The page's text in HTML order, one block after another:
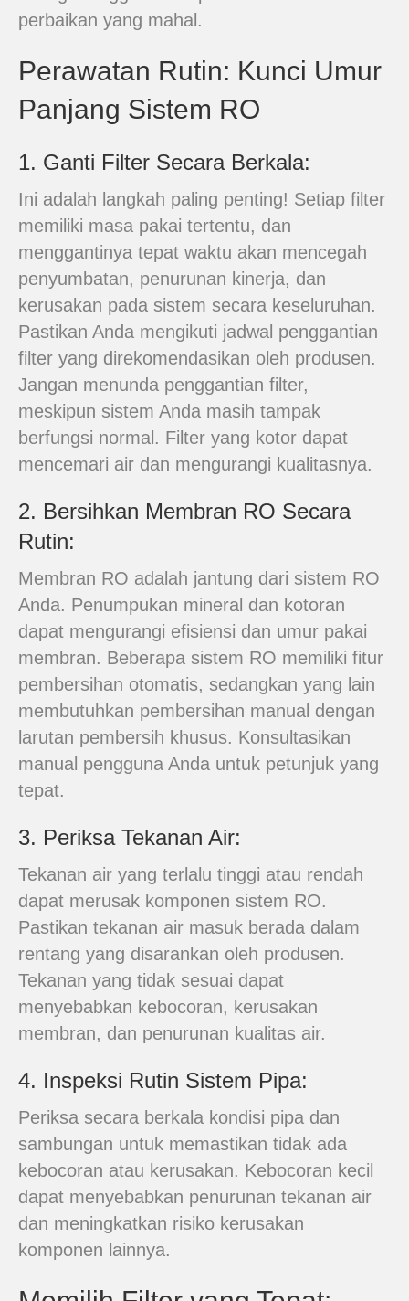
perbaikan yang mahal.
Perawatan Rutin: Kunci Umur
Panjang Sistem RO
1. Ganti Filter Secara Berkala:
Ini adalah langkah paling penting! Setiap filter
memiliki masa pakai tertentu, dan
menggantinya tepat waktu akan mencegah
penyumbatan, penurunan kinerja, dan
kerusakan pada sistem secara keseluruhan.
Pastikan Anda mengikuti jadwal penggantian
filter yang direkomendasikan oleh produsen.
Jangan menunda penggantian filter,
meskipun sistem Anda masih tampak
berfungsi normal. Filter yang kotor dapat
mencemari air dan mengurangi kualitasnya.
2. Bersihkan Membran RO Secara
Rutin:
Membran RO adalah jantung dari sistem RO
Anda. Penumpukan mineral dan kotoran
dapat mengurangi efisiensi dan umur pakai
membran. Beberapa sistem RO memiliki fitur
pembersihan otomatis, sedangkan yang lain
membutuhkan pembersihan manual dengan
larutan pembersih khusus. Konsultasikan
manual pengguna Anda untuk petunjuk yang
tepat.
3. Periksa Tekanan Air:
Tekanan air yang terlalu tinggi atau rendah
dapat merusak komponen sistem RO.
Pastikan tekanan air masuk berada dalam
rentang yang disarankan oleh produsen.
Tekanan yang tidak sesuai dapat
menyebabkan kebocoran, kerusakan
membran, dan penurunan kualitas air.
4. Inspeksi Rutin Sistem Pipa:
Periksa secara berkala kondisi pipa dan
sambungan untuk memastikan tidak ada
kebocoran atau kerusakan. Kebocoran kecil
dapat menyebabkan penurunan tekanan air
dan meningkatkan risiko kerusakan
komponen lainnya.